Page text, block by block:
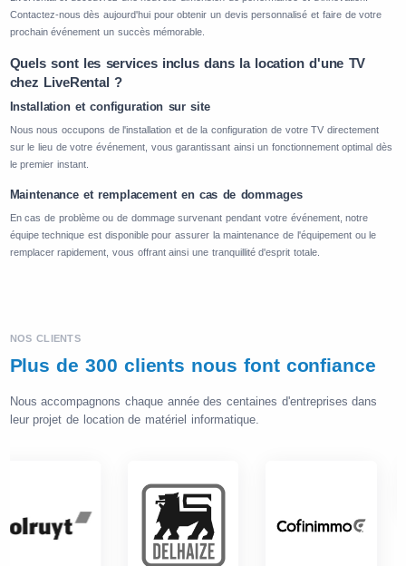
Contactez-nous dès aujourd'hui pour obtenir un devis personnalisé et faire de votre
prochain événement un succès mémorable.
Quels sont les services inclus dans la location d'une TV
chez LiveRental ?
Installation et configuration sur site
Nous nous occupons de l'installation et de la configuration de votre TV directement
sur le lieu de votre événement, vous garantissant ainsi un fonctionnement optimal dès
le premier instant.
Maintenance et remplacement en cas de dommages
En cas de problème ou de dommage survenant pendant votre événement, notre
équipe technique est disponible pour assurer la maintenance de l'équipement ou le
remplacer rapidement, vous offrant ainsi une tranquillité d'esprit totale.
NOS CLIENTS
Plus de 300 clients nous font confiance
Nous accompagnons chaque année des centaines d'entreprises dans
leur projet de location de matériel informatique.